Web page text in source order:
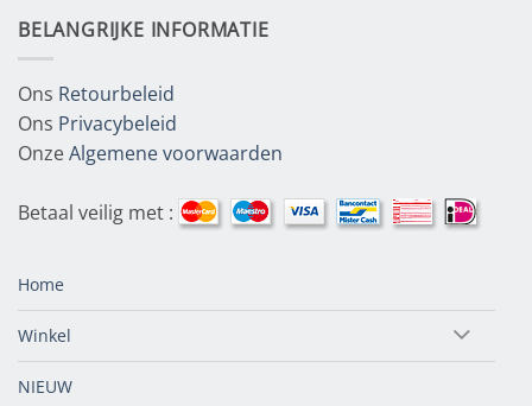
BELANGRIJKE INFORMATIE
Ons Retourbeleid
Ons Privacybeleid
OnzeAlgemene voorwaarden
Betaal veilig met :
Home
Winkel
NIEUW